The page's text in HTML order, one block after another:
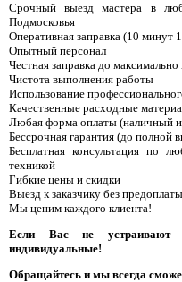
Срочный выезд мастера в
Подмосковья
Оперативная заправка (10 минут
Опытный персонал
Честная заправка до
Чистота выполнения работы
Использование
Качественные расходные
Любая форма оплаты (наличный
Бессрочная гарантия (до полной
Бесплатная консультация по
техникой
Гибкие цены и скидки
Выезд к заказчику без предоплаты
Мы ценим каждого клиента!
Если Вас не устраивают
индивидуальные!
Обращайтесь и мы всегда